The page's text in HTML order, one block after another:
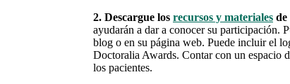
2. Descargue los recursos y materiales de
ayudarán a dar a conocer su participación.
blog o en su página web. Puede incluir el
Doctoralia Awards. Contar con un espacio
los pacientes.